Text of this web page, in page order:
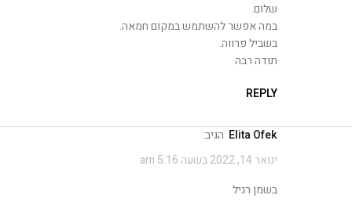
שלום.
במה אפשר להשתמש במקום חמאה.
בשביל פרווה.
תודה רבה
REPLY
Elita Ofek
הגיב:
ינואר 14, 2022 בשעה 5:16 am
בשמן רגיל